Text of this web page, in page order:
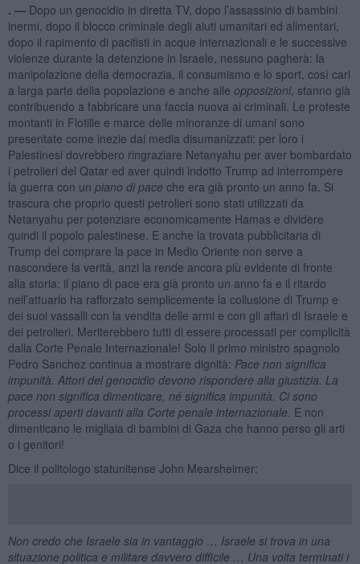
. — Dopo un genocidio in diretta TV, dopo l’assassinio di bambini
inermi, dopo il blocco criminale degli aiuti umanitari ed alimentari,
dopo il rapimento di pacifisti in acque internazionali e le successive
violenze durante la detenzione in Israele, nessuno pagherà: la
manipolazione della democrazia, il consumismo e lo sport, così cari
a larga parte della popolazione e anche alle opposizioni, stanno già
contribuendo a fabbricare una faccia nuova ai criminali. Le proteste
montanti in Flotille e marce delle minoranze di umani sono
presentate come inezie dai media disumanizzati: per loro i
Palestinesi dovrebbero ringraziare Netanyahu per aver bombardato
i petrolieri del Qatar ed aver quindi indotto Trump ad interrompere
la guerra con un piano di pace che era già pronto un anno fa. Si
trascura che proprio questi petrolieri sono stati utilizzati da
Netanyahu per potenziare economicamente Hamas e dividere
quindi il popolo palestinese. E anche la trovata pubblicitaria di
Trump del comprare la pace in Medio Oriente non serve a
nascondere la verità, anzi la rende ancora più evidente di fronte
alla storia: il piano di pace era già pronto un anno fa e il ritardo
nell’attuarlo ha rafforzato semplicemente la collusione di Trump e
dei suoi vassalli con la vendita delle armi e con gli affari di Israele e
dei petrolieri. Meriterebbero tutti di essere processati per complicità
dalla Corte Penale Internazionale! Solo il primo ministro spagnolo
Pedro Sanchez continua a mostrare dignità: Pace non significa
impunità. Attori del genocidio devono rispondere alla giustizia. La
pace non significa dimenticare, né significa impunità. Ci sono
processi aperti davanti alla Corte penale internazionale. E non
dimenticano le migliaia di bambini di Gaza che hanno perso gli arti
o i genitori!
Dice il politologo statunitense John Mearsheimer:
Non credo che Israele sia in vantaggio … Israele si trova in una
situazione politica e militare davvero difficile … Una volta terminati i